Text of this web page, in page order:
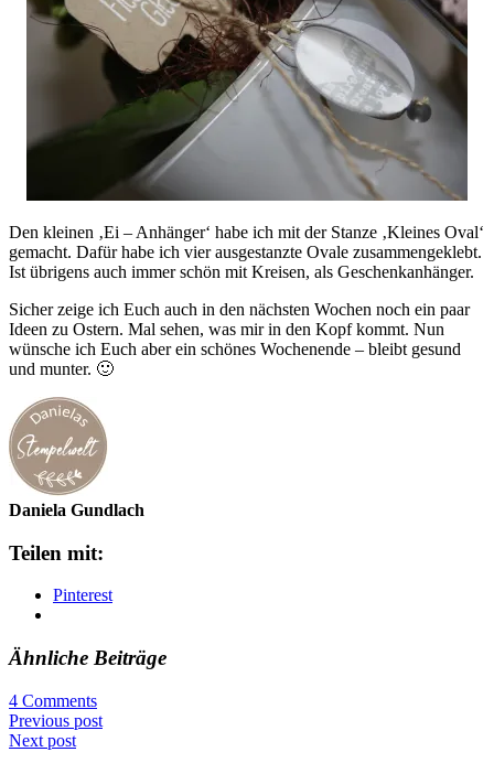
Den kleinen ‚Ei – Anhänger‘ habe ich mit der Stanze ‚Kleines Oval‘
gemacht. Dafür habe ich vier ausgestanzte Ovale zusammengeklebt.
Ist übrigens auch immer schön mit Kreisen, als Geschenkanhänger.
Sicher zeige ich Euch auch in den nächsten Wochen noch ein paar
Ideen zu Ostern. Mal sehen, was mir in den Kopf kommt. Nun
wünsche ich Euch aber ein schönes Wochenende – bleibt gesund
und munter. 🙂
Daniela Gundlach
Teilen mit:
Pinterest
Ähnliche Beiträge
4 Comments
Previous post
Next post